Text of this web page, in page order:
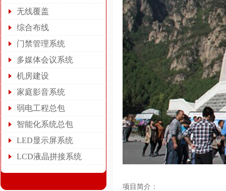
无线覆盖
综合布线
门禁管理系统
多媒体会议系统
机房建设
家庭影音系统
弱电工程总包
智能化系统总包
LED显示屏系统
LCD液晶拼接系统
项目简介：